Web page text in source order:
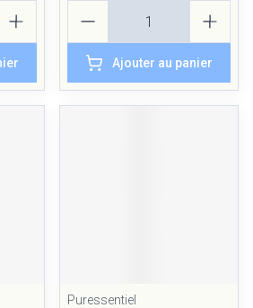
Ajouter au panier
Puressentiel